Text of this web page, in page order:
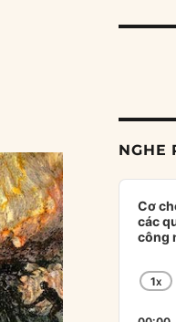
NGHE
Audio
Player
Cơ
các
công
1X